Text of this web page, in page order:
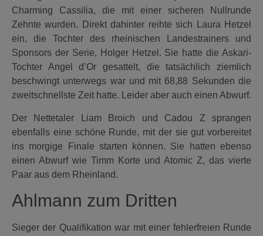
Charming Cassilia, die mit einer sicheren Nullrunde
Zehnte wurden. Direkt dahinter reihte sich Laura Hetzel
ein, die Tochter des rheinischen Landestrainers und
Sponsors der Serie, Holger Hetzel. Sie hatte die Askari-
Tochter Angel d’Or gesattelt, die tatsächlich ziemlich
beschwingt unterwegs war und mit 68,88 Sekunden die
zweitschnellste Zeit hatte. Leider aber auch einen Abwurf.
Der Nettetaler Liam Broich und Cadou Z sprangen
ebenfalls eine schöne Runde, mit der sie gut vorbereitet
ins morgige Finale starten können. Sie hatten ebenso
einen Abwurf wie Timm Korte und Atomic Z, das vierte
Paar aus dem Rheinland.
Ahlmann zum Dritten
Sieger der Qualifikation war mit einer fehlerfreien Runde